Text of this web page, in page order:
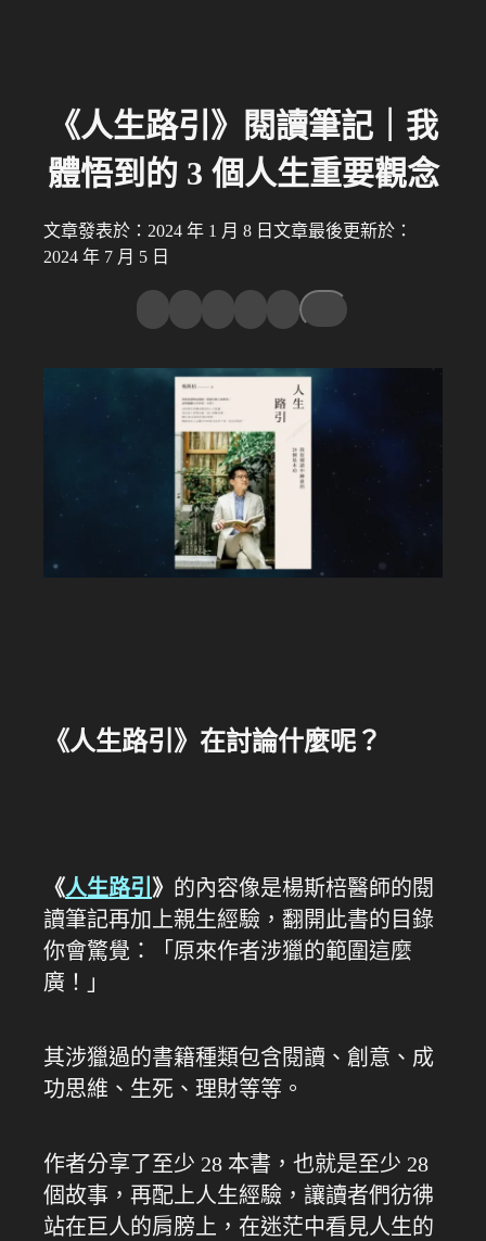
《人生路引》閱讀筆記｜我
體悟到的 3 個人生重要觀念
文章發表於：2024 年 1 月 8 日 文章最後更新於：
2024 年 7 月 5 日
《人生路引》在討論什麼呢？
《人生路引 》 的內容像是楊斯棓醫師的閱
讀筆記再加上親生經驗，翻開此書的目錄
你會驚覺：「原來作者涉獵的範圍這麼
廣！」
其涉獵過的書籍種類包含閱讀、創意、成
功思維、生死、理財等等。
作者分享了至少 28 本書，也就是至少 28
個故事，再配上人生經驗，讓讀者們彷彿
站在巨人的肩膀上，在迷茫中看見人生的